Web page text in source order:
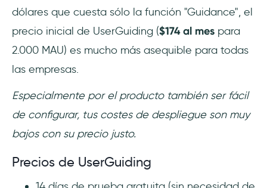
dólares que cuesta sólo la función "Guidance", el
precio inicial de UserGuiding ($174 al mes para
2.000 MAU) es mucho más asequible para todas
las empresas.
Especialmente por el producto también ser fácil
de configurar, tus costes de despliegue son muy
bajos con su precio justo.
Precios de UserGuiding